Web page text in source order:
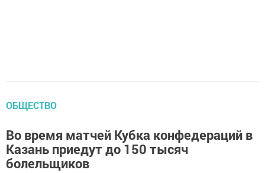
ОБЩЕСТВО
Во время матчей Кубка конфедераций в
Казань приедут до 150 тысяч
болельщиков